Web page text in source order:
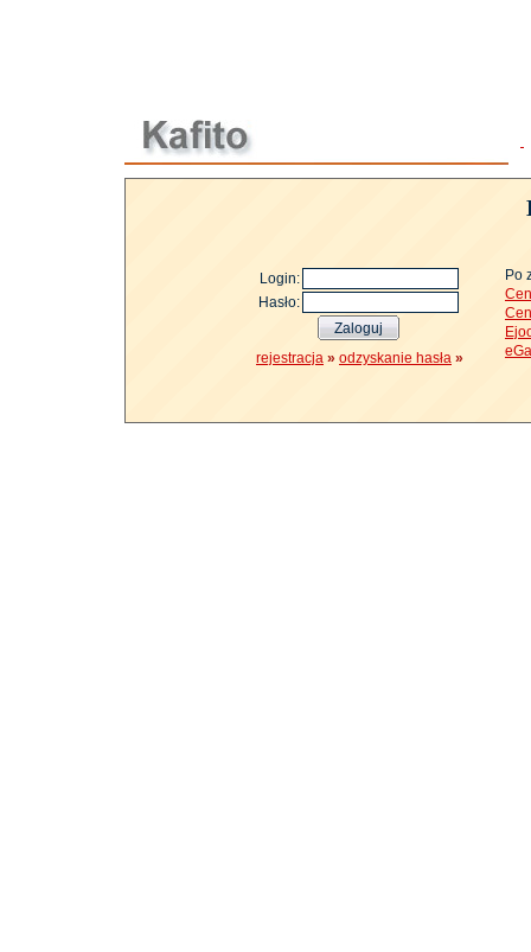
Login:
Hasło:
rejestracja » odzyskanie hasła »
Po